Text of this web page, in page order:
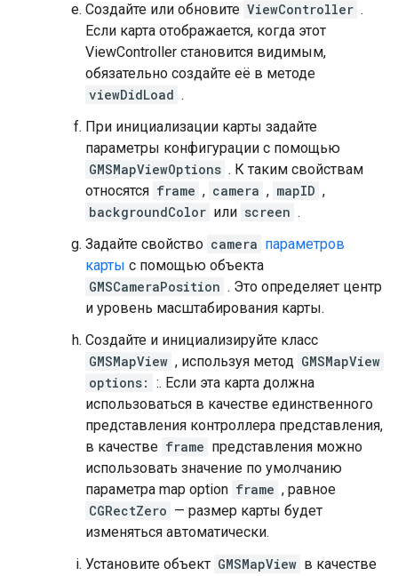
Создайте или обновите ViewController .
Если карта отображается, когда этот
ViewController становится видимым,
обязательно создайте её в методе
viewDidLoad .
При инициализации карты задайте
параметры конфигурации с помощью
GMSMapViewOptions . К таким свойствам
относятся frame , camera , mapID ,
backgroundColor или screen .
Задайте свойство camera параметров
карты с помощью объекта
GMSCameraPosition . Это определяет центр
и уровень масштабирования карты.
Создайте и инициализируйте класс
GMSMapView , используя метод GMSMapView
options: :. Если эта карта должна
использоваться в качестве единственного
представления контроллера представления,
в качестве frame представления можно
использовать значение по умолчанию
параметра map option frame , равное
CGRectZero — размер карты будет
изменяться автоматически.
Установите объект GMSMapView в качестве